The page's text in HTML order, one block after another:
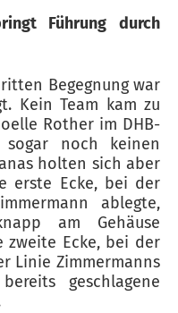
Führung durch
Begegnung war
Kein Team kam zu
Rother im DHB-
noch keinen
holten sich aber
erste Ecke, bei der
ablegte,
am Gehäuse
Ecke, bei der
Linie Zimmermanns
geschlagene